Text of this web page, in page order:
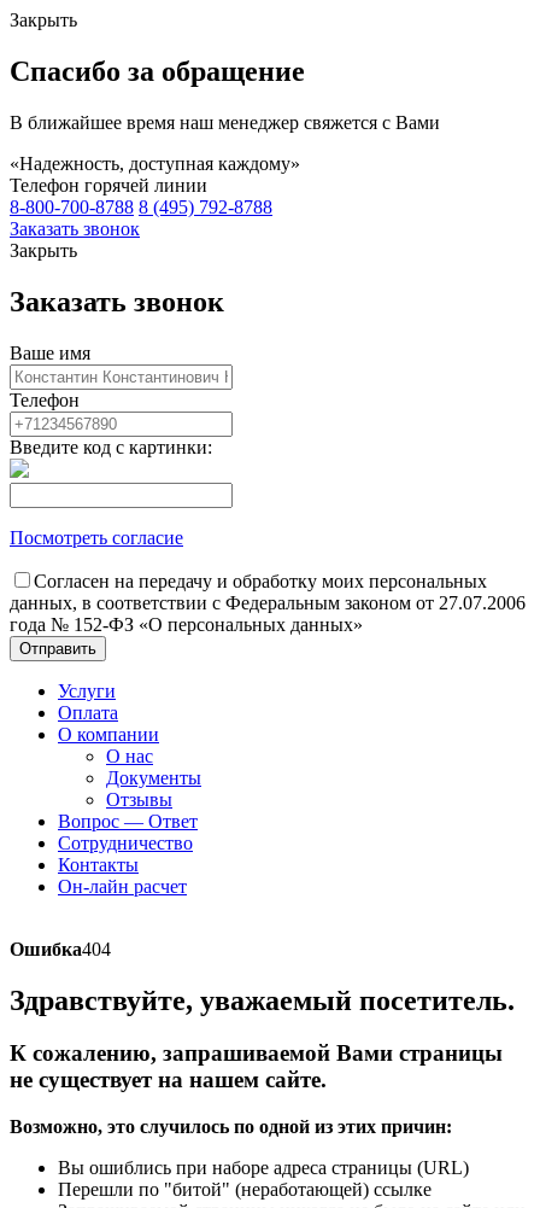
Закрыть
Спасибо за обращение
В ближайшее время наш менеджер свяжется с Вами
«Надежность, доступная каждому»
Телефон горячей линии
8-800-700-8788 8 (495) 792-8788
Заказать звонок
Закрыть
Заказать звонок
Ваше имя
Телефон
Введите код с картинки:
Посмотреть согласие
Согласен на передачу и обработку моих персональных
данных, в соответствии с Федеральным законом от 27.07.2006
года № 152-ФЗ «О персональных данных»
Отправить
Услуги
Оплата
О компании
О нас
Документы
Отзывы
Вопрос — Ответ
Сотрудничество
Контакты
Он-лайн расчет
Ошибка404
Здравствуйте, уважаемый посетитель.
К сожалению, запрашиваемой Вами страницы
не существует на нашем сайте.
Возможно, это случилось по одной из этих причин:
Вы ошиблись при наборе адреса страницы (URL)
Перешли по "битой" (неработающей) ссылке